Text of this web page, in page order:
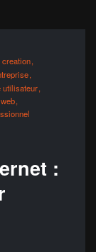
utilisateur
: